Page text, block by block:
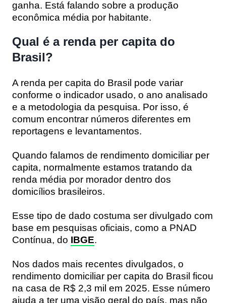
ganha. Está falando sobre a produção
econômica média por habitante.
Qual é a renda per capita do
Brasil?
A renda per capita do Brasil pode variar
conforme o indicador usado, o ano analisado
e a metodologia da pesquisa. Por isso, é
comum encontrar números diferentes em
reportagens e levantamentos.
Quando falamos de rendimento domiciliar per
capita, normalmente estamos tratando da
renda média por morador dentro dos
domicílios brasileiros.
Esse tipo de dado costuma ser divulgado com
base em pesquisas oficiais, como a PNAD
Contínua, do IBGE.
Nos dados mais recentes divulgados, o
rendimento domiciliar per capita do Brasil ficou
na casa de R$ 2,3 mil em 2025. Esse número
ajuda a ter uma visão geral do país, mas não